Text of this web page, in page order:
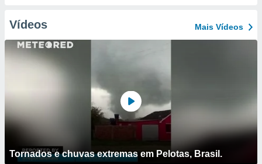
Vídeos Mais Vídeos
Tornados e chuvas extremas em Pelotas, Brasil.